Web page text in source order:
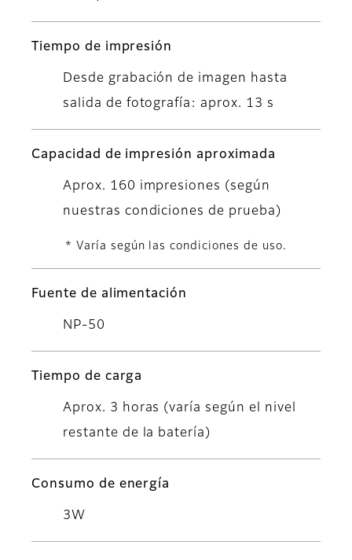
Tiempo de impresión
Desde grabación de imagen hasta
salida de fotografía: aprox. 13 s
Capacidad de impresión aproximada
Aprox. 160 impresiones (según
nuestras condiciones de prueba)
* Varía según las condiciones de uso.
Fuente de alimentación
NP-50
Tiempo de carga
Aprox. 3 horas (varía según el nivel
restante de la batería)
Consumo de energía
3W